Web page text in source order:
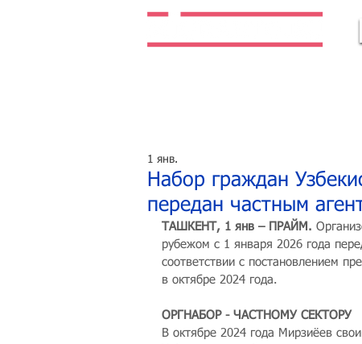
Набор граждан
передан частным
1 янв.
ТАШКЕНТ, 1 янв – ПРАЙМ.
рубежом с 1 января 2026 года
соответствии с постановлением
в октябре 2024 года.
ОРГНАБОР - ЧАСТНОМУ СЕКТОРУ
В октябре 2024 года Мирзиёев